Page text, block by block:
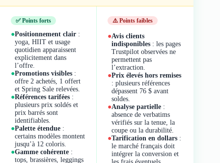
✅ Points forts
●Positionnement clair :
yoga, HIIT et usage
quotidien apparaissent
explicitement dans
l’offre.
●Promotions visibles :
offre 2 achetés, 1 offert
et Spring Sale relevées.
●Références tarifées :
plusieurs prix soldés et
prix barrés sont
identifiables.
●Palette étendue :
certains modèles montent
jusqu’à 12 coloris.
●Gamme cohérente :
tops, brassières, leggings
⚠️ Points faibles
●Avis clients
indisponibles : les pages
Trustpilot observées ne
permettent pas
l’extraction.
●Prix élevés hors remises
: plusieurs références
dépassent 76 $ avant
soldes.
●Analyse partielle :
absence de verbatims
vérifiés sur la tenue, la
coupe ou la durabilité.
●Tarification en dollars :
le marché français doit
intégrer la conversion et